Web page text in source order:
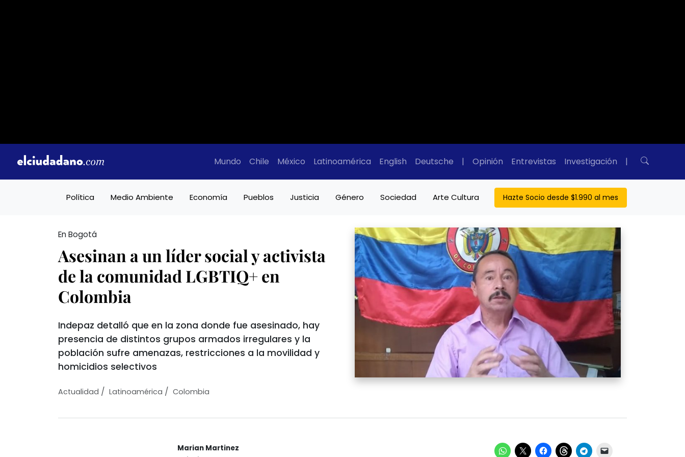
Mundo Chile México Latinoamérica English Deutsche | Opinión Entrevistas Investigación |
Política Medio Ambiente Economía Pueblos Justicia Género Sociedad Arte Cultura Hazte Socio desde $1.990 al mes
En Bogotá
Asesinan a un líder social y activista
de la comunidad LGBTIQ+ en
Colombia
Indepaz detalló que en la zona donde fue asesinado, hay
presencia de distintos grupos armados irregulares y la
población sufre amenazas, restricciones a la movilidad y
homicidios selectivos
Actualidad / Latinoamérica / Colombia
Marian Martinez